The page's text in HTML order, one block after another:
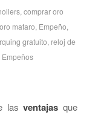
, comprar oro
mataro, Empeño,
gratuito, reloj de
Empeños
lasventajas que